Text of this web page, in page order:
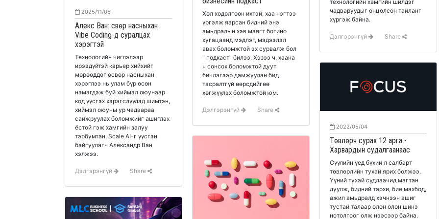
2025/11/06
Алекс Ван: Өсвөр насныхан
Vibe Coding-д суралцах
хэрэгтэй
Технологийн чиглэлээр
ирээдүйтэй карьер хийхийг
мөрөөддөг өсвөр насныхан
хэрэглээ нь улам бүр өсөн
нэмэгдэж буй хиймэл оюунаар
код үүсгэх хэрэгслүүдэд шимтэн,
хиймэл оюуны ур чадвараа
сайжруулах боломжийг ашиглах
ёстой гэж хамгийн залуу
тэрбумтан, Scale AI-г үүсгэн
байгуулагч Александр Ван
хэлжээ.
Дэлгэрэнгүй Share
Хөл хөдөлгөөн ихтэй, хаа нэгтээ
үргэлж яарсан бидний энэ
амьдралын хэв маягт богино
хугацаанд мэдлэг, мэдээлэл
авах боломжтой эх сурвалж бол
" подкаст" билээ. Хэзээ ч, хаана
ч сонсох боломжтой дуут
бичлэгээр дамжуулан бид
тасралтгүй өөрсдийгөө
хөгжүүлэх боломжтой юм.
Дэлгэрэнгүй Share
технологийн хамгийн шилдэг
чадваруудыг онцолсон тайланг
хүргэж байна.
Дэлгэрэнгүй Share
2022/05/04
Төвлөрч сурах 12 арга -
Харвардын судалгаанаас
Сүүлийн үед бүхий л салбарт
төвлөрлийн тухай ярих болжээ.
Үүний тухай судлаачид магтан
дуулж, бидний тархи, бие махбод,
ажил амьдралд хэчнээн ашиг
тустай талаар олон олон шинэ
нотолгоог олж нээсээр байна.